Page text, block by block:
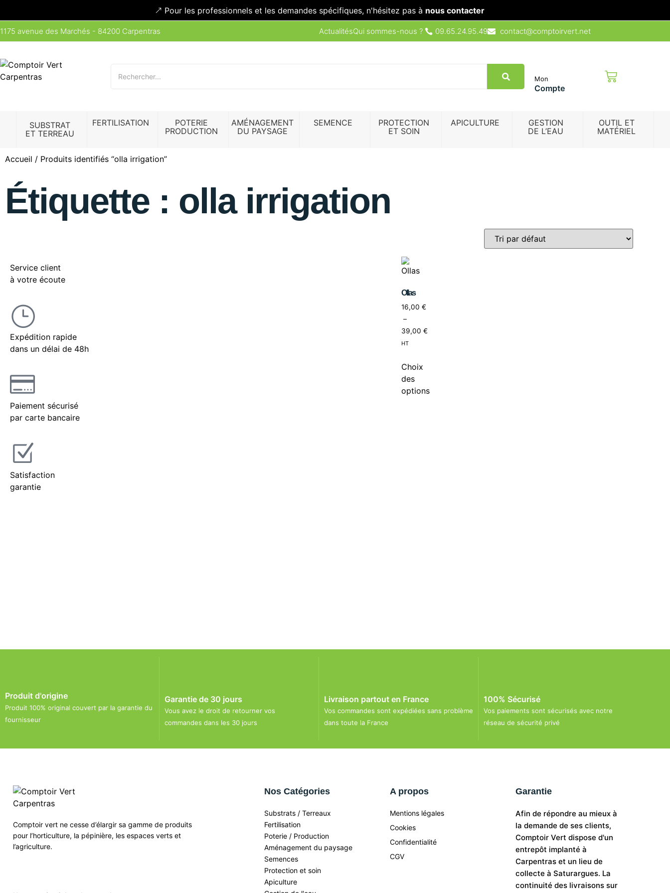
Pour les professionnels et les demandes spécifiques, n'hésitez pas à nous contacter
1175 avenue des Marchés - 84200 Carpentras ActualitésQui sommes-nous ? 09.65.24.95.49 contact@comptoirvert.net
Mon
Compte
SUBSTRAT
ET TERREAU
FERTILISATION
POTERIE
PRODUCTION
AMÉNAGEMENT
DU PAYSAGE
SEMENCE
PROTECTION
ET SOIN
APICULTURE
GESTION
DE L’EAU
OUTIL ET
MATÉRIEL
Accueil / Produits identifiés “olla irrigation”
Étiquette : olla irrigation
Service client
à votre écoute
Expédition rapide
dans un délai de 48h
Paiement sécurisé
par carte bancaire
Satisfaction
garantie
Ollas
16,00 €
–
39,00 €
HT
Choix
des
options
Produit d'origine
Produit 100% original couvert par la garantie du
fournisseur
Garantie de 30 jours
Vous avez le droit de retourner vos
commandes dans les 30 jours
Livraison partout en France
Vos commandes sont expédiées sans problème
dans toute la France
100% Sécurisé
Vos paiements sont sécurisés avec notre
réseau de sécurité privé
Comptoir vert ne cesse d’élargir sa gamme de produits
pour l’horticulture, la pépinière, les espaces verts et
l’agriculture.
Nos Catégories
Substrats / Terreaux
Fertilisation
Poterie / Production
Aménagement du paysage
Semences
Protection et soin
Apiculture
A propos
Mentions légales
Cookies
Confidentialité
CGV
Garantie
Afin de répondre au mieux à
la demande de ses clients,
Comptoir Vert dispose d'un
entrepôt implanté à
Carpentras et un lieu de
collecte à Saturargues. La
continuité des livraisons sur